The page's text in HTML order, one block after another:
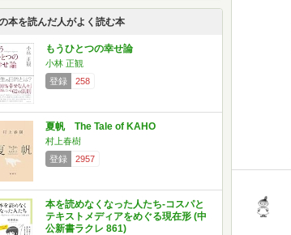
本を読んだ人がよく読む本
もうひとつの幸せ論
小林 正観
登録
258
夏帆 The Tale of KAHO
村上春樹
登録
2957
本を読めなくなった人たち-コスパと
テキストメディアをめぐる現在形 (中
公新書ラクレ 861)